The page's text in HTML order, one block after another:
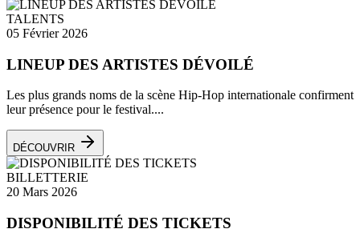
TALENTS
05 Février 2026
LINEUP DES ARTISTES DÉVOILÉ
Les plus grands noms de la scène Hip-Hop internationale confirment
leur présence pour le festival....
DÉCOUVRIR
BILLETTERIE
20 Mars 2026
DISPONIBILITÉ DES TICKETS